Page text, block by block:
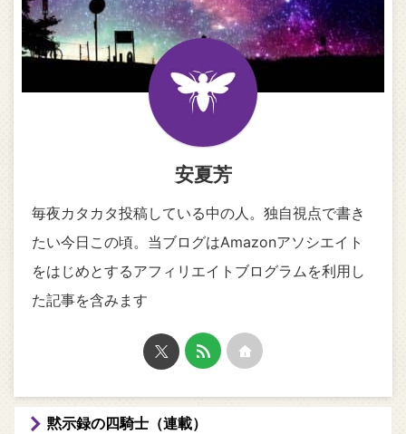
安夏芳
毎夜カタカタ投稿している中の人。独自視点で書き
たい今日この頃。当ブログはAmazonアソシエイト
をはじめとするアフィリエイトブログラムを利用し
た記事を含みます
黙示録の四騎士（連載）